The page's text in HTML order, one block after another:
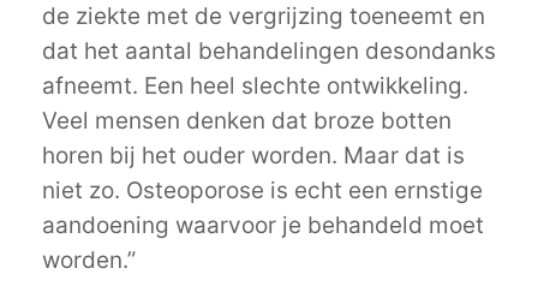
de ziekte met de vergrijzing toeneemt en
dat het aantal behandelingen desondanks
afneemt. Een heel slechte ontwikkeling.
Veel mensen denken dat broze botten
horen bij het ouder worden. Maar dat is
niet zo. Osteoporose is echt een ernstige
aandoening waarvoor je behandeld moet
worden.”